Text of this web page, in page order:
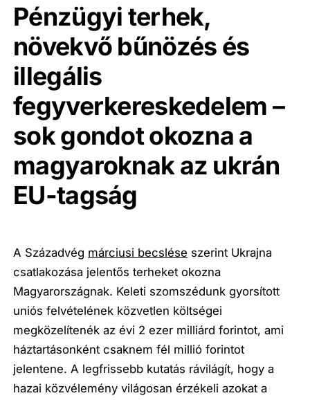
Pénzügyi terhek,
növekvő bűnözés és
illegális
fegyverkereskedelem –
sok gondot okozna a
magyaroknak az ukrán
EU-tagság
A Századvég márciusi becslése szerint Ukrajna
csatlakozása jelentős terheket okozna
Magyarországnak. Keleti szomszédunk gyorsított
uniós felvételének közvetlen költségei
megközelítenék az évi 2 ezer milliárd forintot, ami
háztartásonként csaknem fél millió forintot
jelentene. A legfrissebb kutatás rávilágít, hogy a
hazai közvélemény világosan érzékeli azokat a